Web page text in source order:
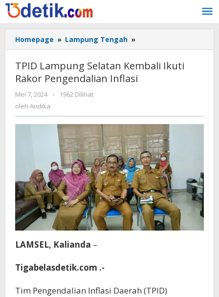
Lewati
ke
konten
Homepage » Lampung Tengah »
Lampung
Selatan
Kembali
Ikuti
TPID Lampung Selatan Kembali Ikuti
Rakor Pengendalian Inflasi
Mei 7, 2024
oleh
-
1962 Dilihat
oleh Andika
LAMSEL, Kalianda –
Tigabelasdetik.com .-
Tim Pengendalian Inflasi Daerah (TPID)